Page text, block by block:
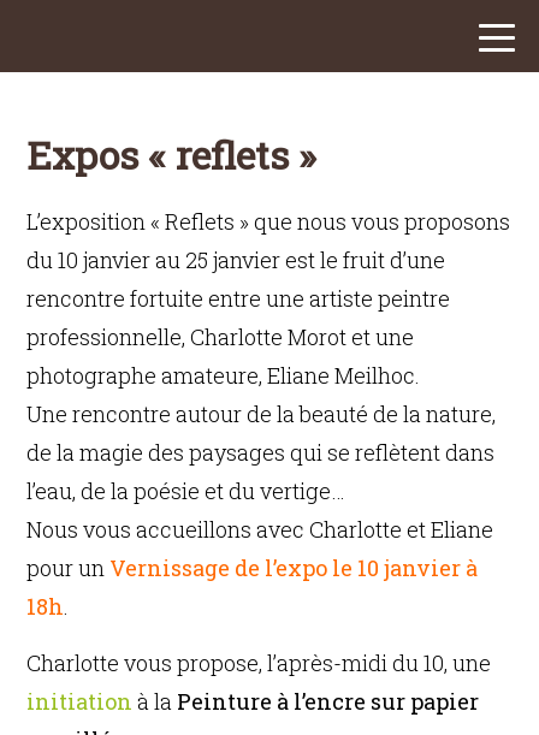
Expos « reflets »
L’exposition « Reflets » que nous vous proposons
du 10 janvier au 25 janvier est le fruit d’une
rencontre fortuite entre une artiste peintre
professionnelle, Charlotte Morot et une
photographe amateure, Eliane Meilhoc.
Une rencontre autour de la beauté de la nature,
de la magie des paysages qui se reflètent dans
l’eau, de la poésie et du vertige…
Nous vous accueillons avec Charlotte et Eliane
pour un Vernissage de l’expo le 10 janvier à
18h.
Charlotte vous propose, l’après-midi du 10, une
initiation à la Peinture à l’encre sur papier